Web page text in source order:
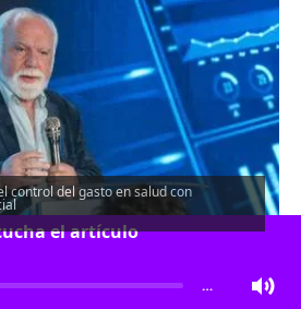
control del gasto en salud con
el artículo
…